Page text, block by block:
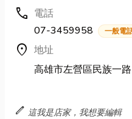
call 電話
07-3459958
一般電
location_on 地址
高雄市左營區民族一
edit 這我是店家，我想要編輯